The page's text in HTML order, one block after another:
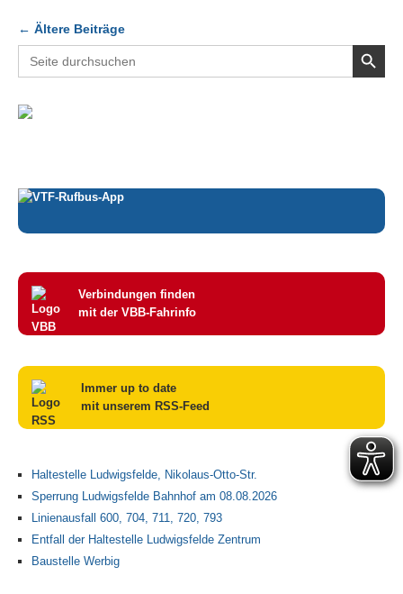
← Ältere Beiträge
Search
for:
Search Button
Verbindungen finden
mit der VBB-Fahrinfo
Immer up to date
mit unserem RSS-Feed
Haltestelle Ludwigsfelde, Nikolaus-Otto-Str.
Sperrung Ludwigsfelde Bahnhof am 08.08.2026
Linienausfall 600, 704, 711, 720, 793
Entfall der Haltestelle Ludwigsfelde Zentrum
Baustelle Werbig